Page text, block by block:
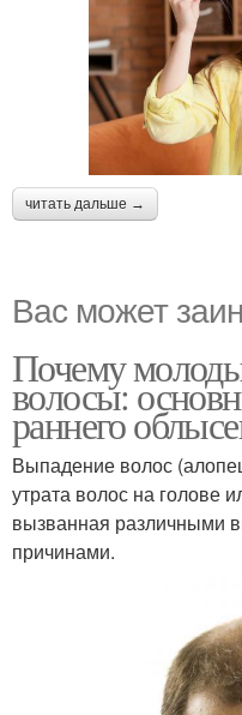
читать дальше →
Вас может
Почему
волосы:
раннего
Выпадение волос
утрата волос на голове
вызванная различными
причинами.